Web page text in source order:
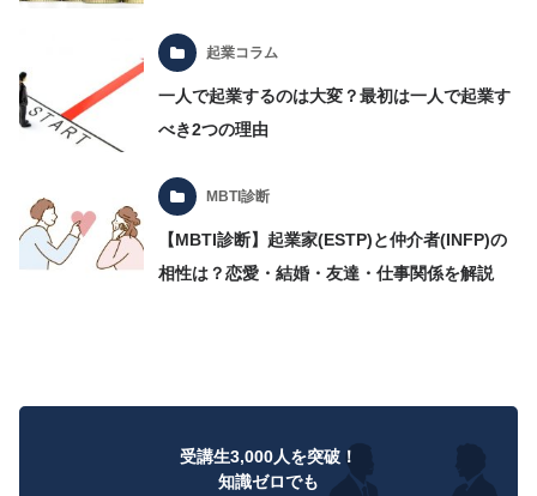
起業コラム
一人で起業するのは大変？最初は一人で起業す
べき2つの理由
MBTI診断
【MBTI診断】起業家(ESTP)と仲介者(INFP)の
相性は？恋愛・結婚・友達・仕事関係を解説
受講生3,000人を突破！
知識ゼロでも